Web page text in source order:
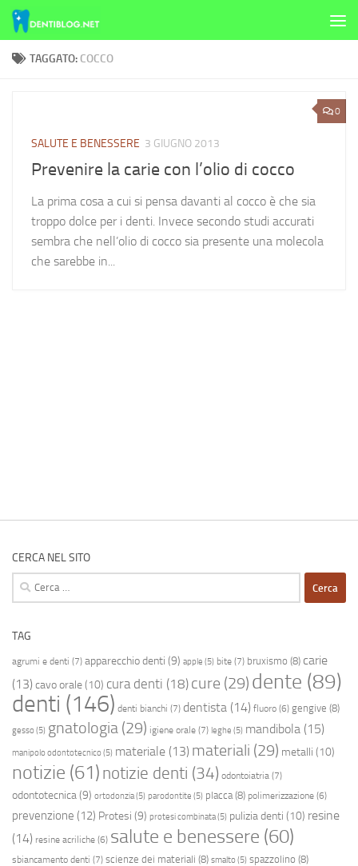
Skip to content
TAGGATO: COCCO
0
SALUTE E BENESSERE 3 GIUGNO 2013
Prevenire la carie con l’olio di cocco
La prima cosa a cui si pensa davanti al cocco è che sia
troppo dolce per i denti. Invece secondo studi accurati
sembra che nell’olio di cocco sia presente una molecola
che sarebbe in...
CERCA NEL SITO
Ricerca
per:
TAG
agrumi e denti (7) apparecchio denti (9) apple (5) bite (7) bruxismo (8) carie
(13) cavo orale(10) cura denti (18) cure (29) dente (89)
denti (146) denti bianchi (7) dentista (14) fluoro (6) gengive (8)
gesso(5) gnatologia (29) igiene orale (7) leghe (5) mandibola (15)
manipolo odontotecnico(5) materiale (13) materiali (29) metalli (10)
notizie (61) notizie denti (34) odontoiatria (7)
odontotecnica (9) ortodonzia(5) parodontite (5) placca(8) polimerizzazione (6)
prevenzione (12) Protesi (9) protesi combinata(5) pulizia denti (10) resine
(14) resine acriliche (6) salute e benessere (60)
sbiancamento denti (7) scienze dei materiali (8) smalto(5) spazzolino (8)